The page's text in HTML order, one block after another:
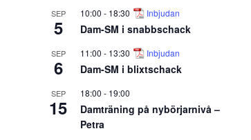
SEP
5
10:00 - 18:30 Inbjudan
Dam-SM i snabbschack
SEP
6
11:00 - 13:30 Inbjudan
Dam-SM i blixtschack
SEP
15
18:00 - 19:00
Damträning på nybörjarnivå –
Petra